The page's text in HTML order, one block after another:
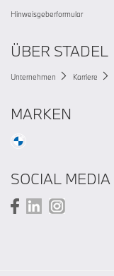
Hinweisgeberformular
ÜBER STADEL
Unternehmen Karriere
MARKEN
SOCIAL MEDIA